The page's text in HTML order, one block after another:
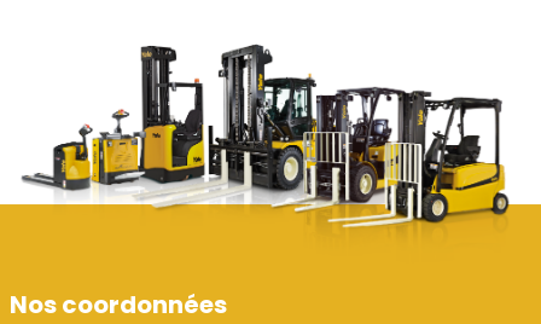
Nos coordonnées